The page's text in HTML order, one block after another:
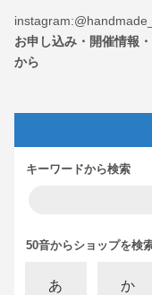
お申し込み・開催情報
から
キーワードから検索
50音からショップを検
あ か